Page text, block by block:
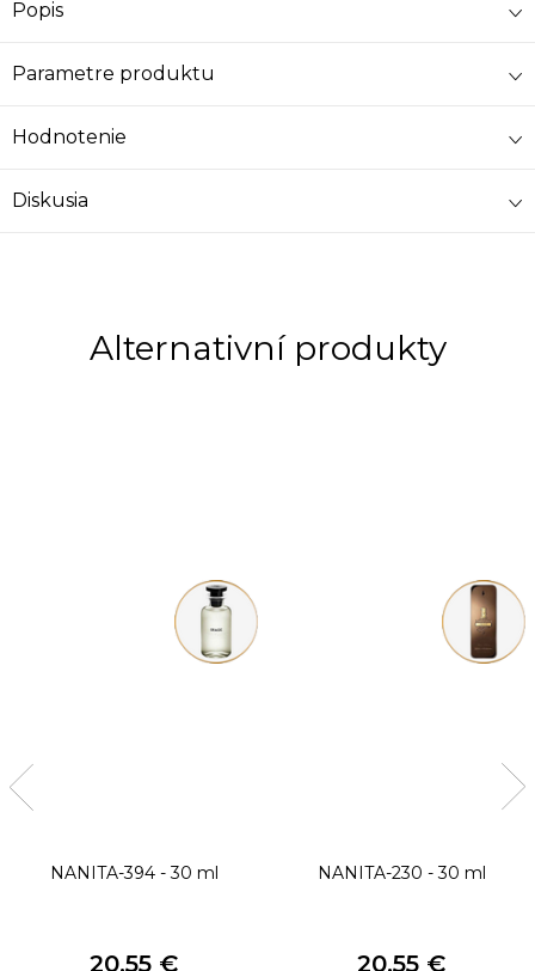
Popis
Parametre produktu
Hodnotenie
Diskusia
NANITA-394 - 30 ml
20,55 €
NANITA-230 - 30 ml
20,55 €